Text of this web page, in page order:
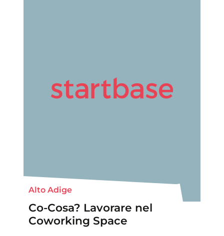
Alto Adige
Co-Cosa? Lavorare nel
Coworking Space